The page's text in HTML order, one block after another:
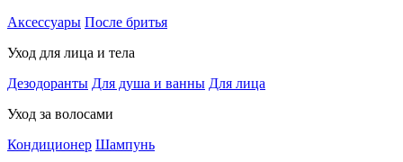
Аксессуары После бритья
Уход для лица и тела
Дезодоранты Для душа и ванны Для лица
Уход за волосами
Кондиционер Шампунь